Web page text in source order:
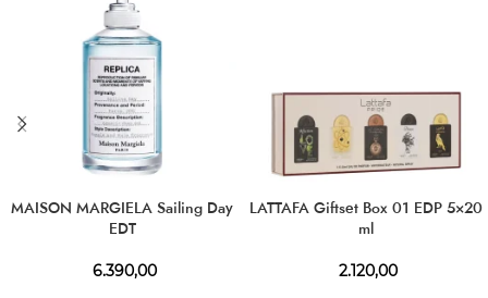
MAISON MARGIELA Sailing Day
EDT
6.390,00
LATTAFA Giftset Box 01 EDP 5×20
ml
2.120,00